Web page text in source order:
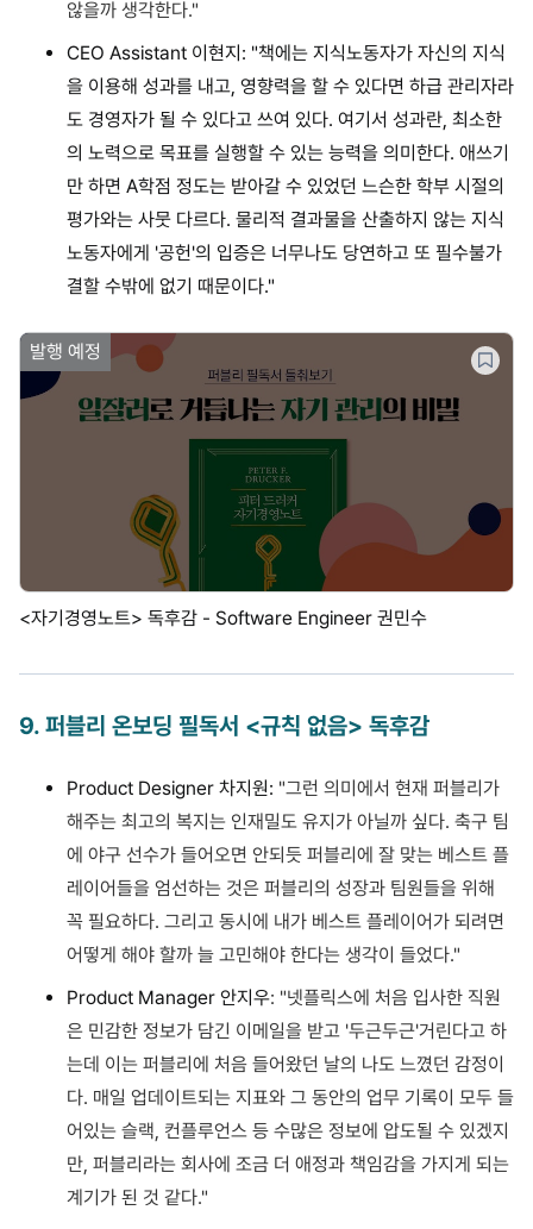
않을까 생각한다."
CEO Assistant 이현지: "책에는 지식노동자가 자신의 지식
을 이용해 성과를 내고, 영향력을 할 수 있다면 하급 관리자라
도 경영자가 될 수 있다고 쓰여 있다. 여기서 성과란, 최소한
의 노력으로 목표를 실행할 수 있는 능력을 의미한다. 애쓰기
만 하면 A학점 정도는 받아갈 수 있었던 느슨한 학부 시절의
평가와는 사뭇 다르다. 물리적 결과물을 산출하지 않는 지식
노동자에게 '공헌'의 입증은 너무나도 당연하고 또 필수불가
결할 수밖에 없기 때문이다."
발행 예정
<자기경영노트> 독후감 - Software Engineer 권민수
9. 퍼블리 온보딩 필독서 <규칙 없음> 독후감
Product Designer 차지원: "그런 의미에서 현재 퍼블리가
해주는 최고의 복지는 인재밀도 유지가 아닐까 싶다. 축구 팀
에 야구 선수가 들어오면 안되듯 퍼블리에 잘 맞는 베스트 플
레이어들을 엄선하는 것은 퍼블리의 성장과 팀원들을 위해
꼭 필요하다. 그리고 동시에 내가 베스트 플레이어가 되려면
어떻게 해야 할까 늘 고민해야 한다는 생각이 들었다."
Product Manager 안지우: "넷플릭스에 처음 입사한 직원
은 민감한 정보가 담긴 이메일을 받고 '두근두근'거린다고 하
는데 이는 퍼블리에 처음 들어왔던 날의 나도 느꼈던 감정이
다. 매일 업데이트되는 지표와 그 동안의 업무 기록이 모두 들
어있는 슬랙, 컨플루언스 등 수많은 정보에 압도될 수 있겠지
만, 퍼블리라는 회사에 조금 더 애정과 책임감을 가지게 되는
계기가 된 것 같다."